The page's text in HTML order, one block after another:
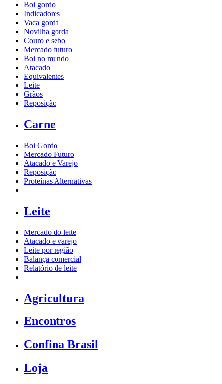
Boi gordo
Indicadores
Vaca gorda
Novilha gorda
Couro e sebo
Mercado futuro
Boi no mundo
Atacado
Equivalentes
Leite
Grãos
Reposição
Carne
Boi Gordo
Mercado Futuro
Atacado e Varejo
Reposição
Proteínas Alternativas
Leite
Mercado do leite
Atacado e varejo
Leite por região
Balança comercial
Relatório de leite
Agricultura
Encontros
Confina Brasil
Loja